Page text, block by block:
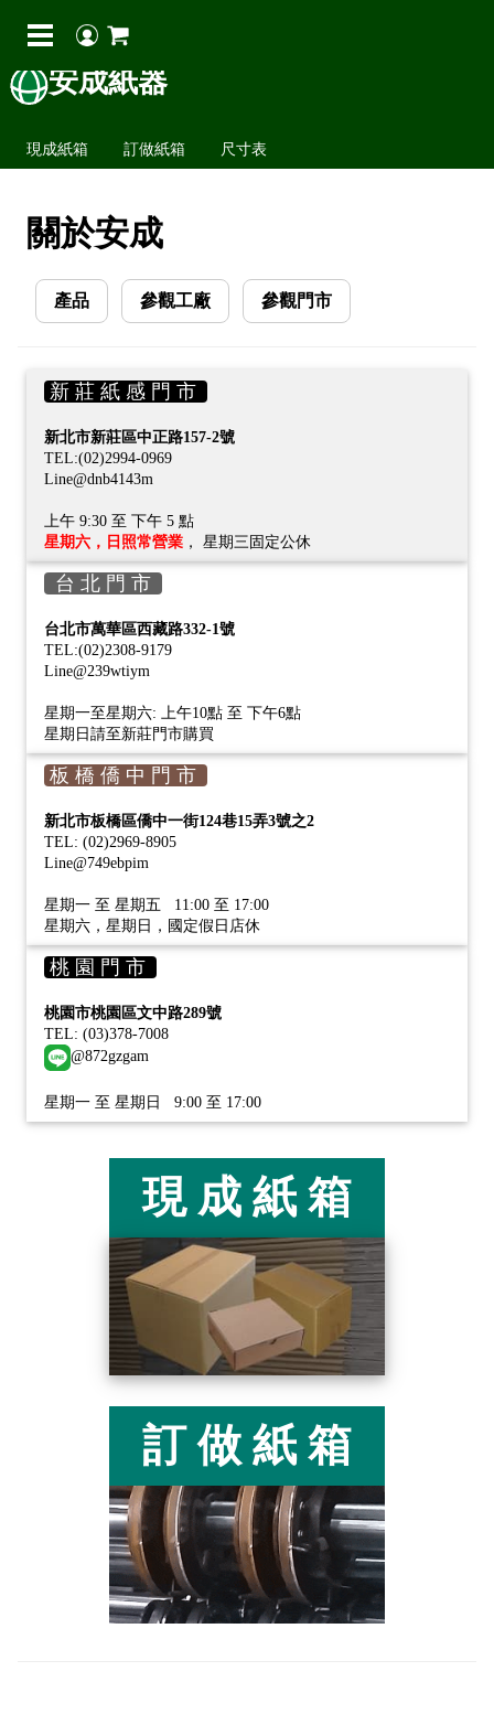
安成紙器
現成紙箱 訂做紙箱 尺寸表
關於安成
產品 參觀工廠 參觀門市
新 莊 紙 感 門 市
新北市新莊區中正路157-2號
TEL:(02)2994-0969
Line@dnb4143m
上午 9:30 至 下午 5 點
星期六，日照常營業 ， 星期三固定公休
台 北 門 市
台北市萬華區西藏路332-1號
TEL:(02)2308-9179
Line@239wtiym
星期一至星期六: 上午10點 至 下午6點
星期日請至新莊門市購買
板 橋 僑 中 門 市
新北市板橋區僑中一街124巷15弄3號之2
TEL: (02)2969-8905
Line@749ebpim
星期一 至 星期五 11:00 至 17:00
星期六，星期日，國定假日店休
桃 園 門 市
桃園市桃園區文中路289號
TEL: (03)378-7008
@872gzgam
星期一 至 星期日 9:00 至 17:00
現 成 紙 箱
訂 做 紙 箱